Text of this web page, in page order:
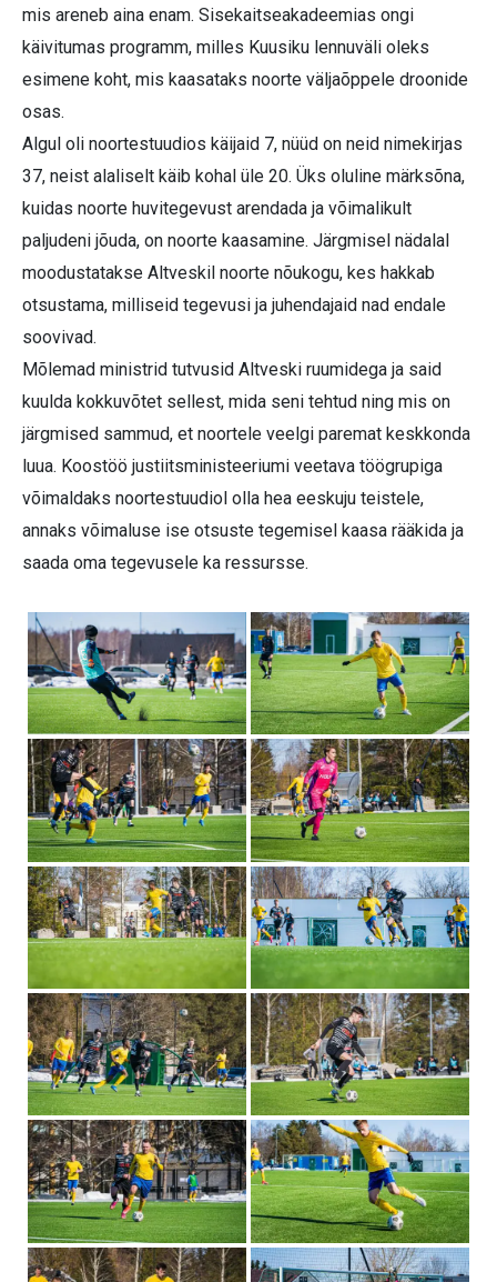
mis areneb aina enam. Sisekaitseakadeemias ongi
käivitumas programm, milles Kuusiku lennuväli oleks
esimene koht, mis kaasataks noorte väljaõppele droonide
osas.
Algul oli noortestuudios käijaid 7, nüüd on neid nimekirjas
37, neist alaliselt käib kohal üle 20. Üks oluline märksõna,
kuidas noorte huvitegevust arendada ja võimalikult
paljudeni jõuda, on noorte kaasamine. Järgmisel nädalal
moodustatakse Altveskil noorte nõukogu, kes hakkab
otsustama, milliseid tegevusi ja juhendajaid nad endale
soovivad.
Mõlemad ministrid tutvusid Altveski ruumidega ja said
kuulda kokkuvõtet sellest, mida seni tehtud ning mis on
järgmised sammud, et noortele veelgi paremat keskkonda
luua. Koostöö justiitsministeeriumi veetava töögrupiga
võimaldaks noortestuudiol olla hea eeskuju teistele,
annaks võimaluse ise otsuste tegemisel kaasa rääkida ja
saada oma tegevusele ka ressursse.